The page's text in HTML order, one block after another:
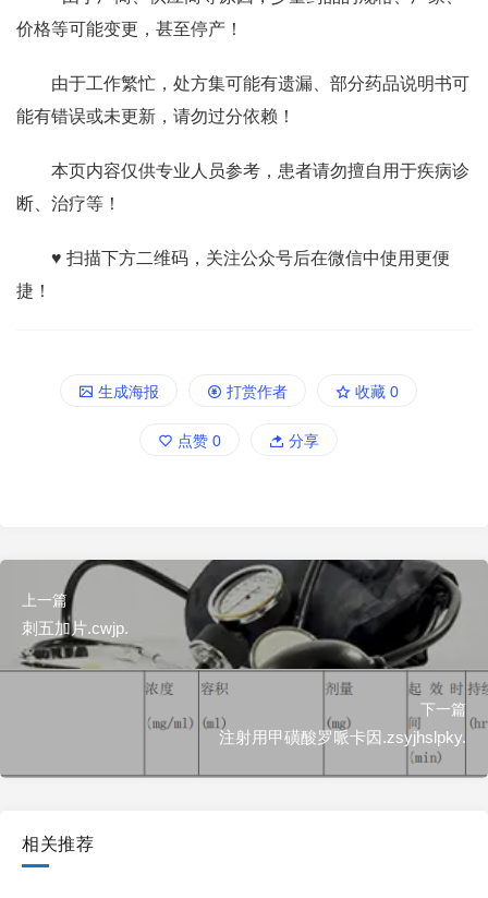
价格等可能变更，甚至停产！
由于工作繁忙，处方集可能有遗漏、部分药品说明书可
能有错误或未更新，请勿过分依赖！
本页内容仅供专业人员参考，患者请勿擅自用于疾病诊
断、治疗等！
♥ 扫描下方二维码，关注公众号后在微信中使用更便
捷！
生成海报 打赏作者 收藏 0
点赞 0 分享
上一篇
刺五加片.cwjp.
下一篇
注射用甲磺酸罗哌卡因.zsyjhslpky.
相关推荐